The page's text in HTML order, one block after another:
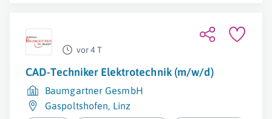
vor 4 T
CAD-Techniker Elektrotechnik (m/w/d)
Baumgartner GesmbH
Gaspoltshofen, Linz